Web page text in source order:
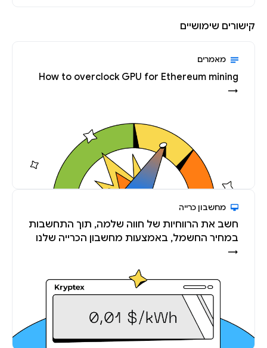
קישורים שימושיים
מאמרים
How to overclock GPU for Ethereum mining
→
מחשבון כרייה
חשב את הרווחיות של חווה שלמה, תוך התחשבות
במחיר החשמל, באמצעות מחשבון הכרייה שלנו
→